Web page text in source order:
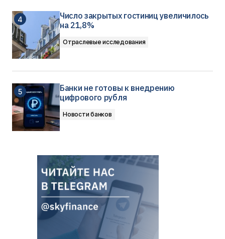
Число закрытых гостиниц увеличилось
на 21,8%
Отраслевые исследования
Банки не готовы к внедрению
цифрового рубля
Новости банков